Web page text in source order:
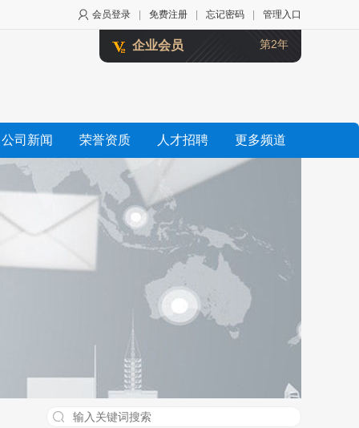
会员登录 免费注册 忘记密码 管理入口
企业会员 第2年
公司新闻 荣誉资质 人才招聘 更多频道